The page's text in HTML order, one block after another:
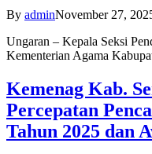
By adminNovember 27,
Ungaran – Kepala Seksi
Kementerian Agama
Kemenag Kab.
Percepatan
Tahun 2025 dan